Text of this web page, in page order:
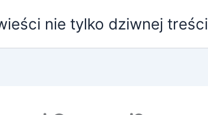
nie tylko dziwnej treści